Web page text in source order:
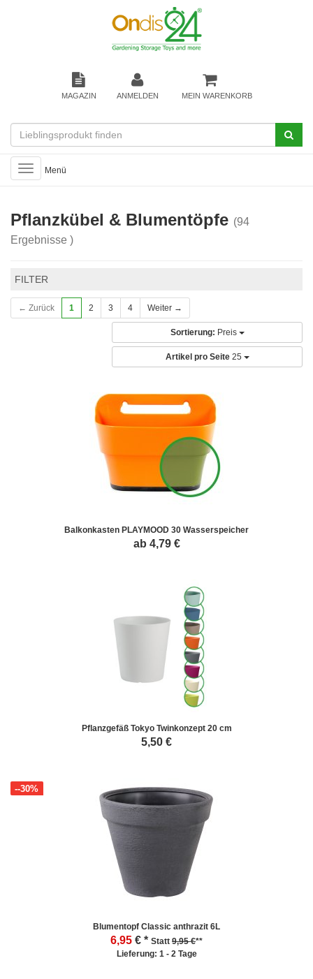
MAGAZIN ANMELDEN MEIN WARENKORB
Toggle
navigation
Menü
Pflanzkübel & Blumentöpfe (94
Ergebnisse )
FILTER
← Zurück 1 2 3 4 Weiter →
Sortierung: Preis
Artikel pro Seite 25
Balkonkasten PLAYMOOD 30 Wasserspeicher
ab 4,79 €
Pflanzgefäß Tokyo Twinkonzept 20 cm
5,50 €
Blumentopf Classic anthrazit 6L
6,95
--30%
€ * Statt 9,95 €**
Lieferung: 1 - 2 Tage